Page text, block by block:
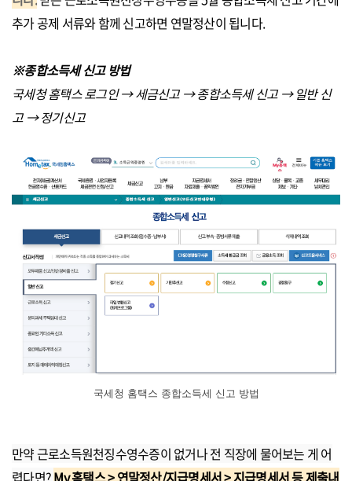
추가 공제 서류와 함께 신고하면 연말정산이 됩니다.
※종합소득세 신고 방법
국세청 홈택스 로그인 → 세금신고 → 종합소득세 신고 → 일반 신
고 → 정기신고
국세청 홈택스 종합소득세 신고 방법
만약 근로소득원천징수영수증이 없거나 전 직장에 물어보는 게 어
렵다면?My홈택스 > 연말정산/지급명세서 > 지급명세서 등 제출내